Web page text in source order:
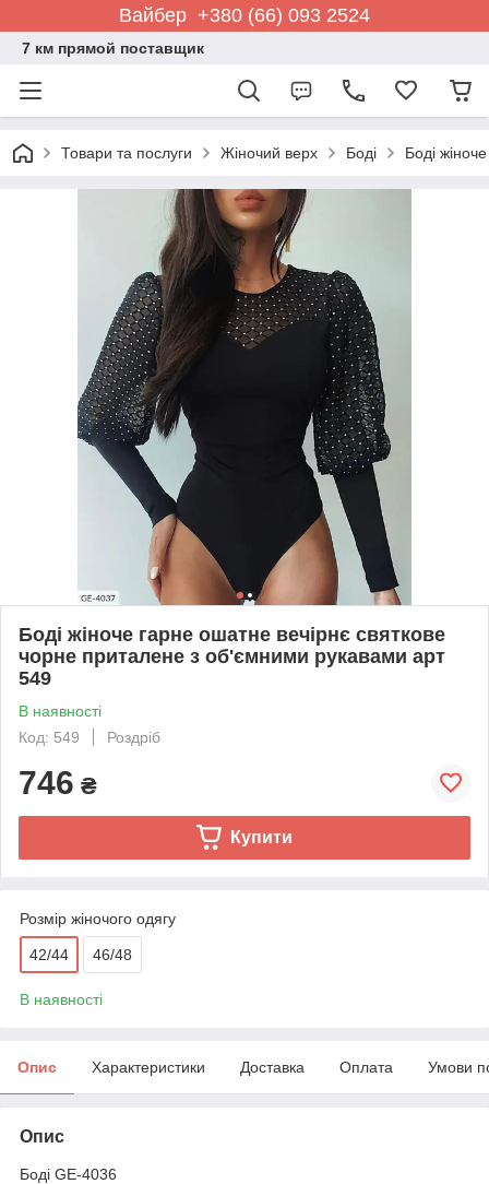
Вайбер +380 (66) 093 2524
7 км прямой поставщик
Товари та послуги Жіночий верх Боді Боді
Боді жіноче гарне ошатне вечірнє святкове
чорне приталене з об'ємними рукавами арт
549
В наявності
Код: 549
Роздріб
746 ₴
Купити
Розмір жіночого одягу
42/44 46/48
В наявності
Опис Характеристики Доставка Оплата Умови
Опис
Боді GE-4036